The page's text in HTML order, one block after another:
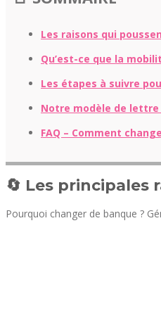
Les raisons qui
Qu’est-ce que la
Les étapes à suivre
Notre modèle de lettre
FAQ – Comment
🔄 Les principales
Pourquoi changer de banque ?